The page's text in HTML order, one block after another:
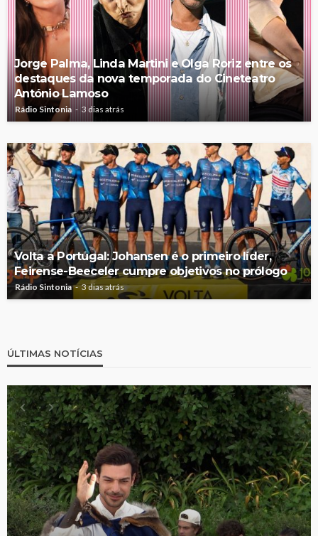
Jorge Palma, Linda Martini e Olga Roriz entre os
destaques da nova temporada do Cineteatro
António Lamoso
Rádio Sintonia 3 dias atrás
Volta a Portugal: Johansen é o primeiro líder,
Feirense-Beeceler cumpre objetivos no prólogo
Rádio Sintonia 3 dias atrás
ÚLTIMAS NOTÍCIAS